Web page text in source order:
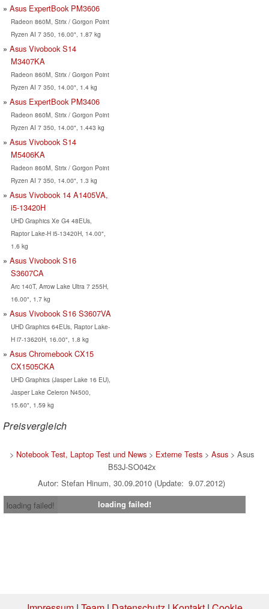
Asus ExpertBook PM3606
Radeon 860M, Strix / Gorgon Point
Ryzen AI 7 350, 16.00", 1.87 kg
Asus Vivobook S14
M3407KA
Radeon 860M, Strix / Gorgon Point
Ryzen AI 7 350, 14.00", 1.4 kg
Asus ExpertBook PM3406
Radeon 860M, Strix / Gorgon Point
Ryzen AI 7 350, 14.00", 1.443 kg
Asus Vivobook S14
M5406KA
Radeon 860M, Strix / Gorgon Point
Ryzen AI 7 350, 14.00", 1.3 kg
Asus Vivobook 14 A1405VA,
i5-13420H
UHD Graphics Xe G4 48EUs,
Raptor Lake-H i5-13420H, 14.00",
1.6 kg
Asus Vivobook S16
S3607CA
Arc 140T, Arrow Lake Ultra 7 255H,
16.00", 1.7 kg
Asus Vivobook S16 S3607VA
UHD Graphics 64EUs, Raptor Lake-
H i7-13620H, 16.00", 1.8 kg
Asus Chromebook CX15
CX1505CKA
UHD Graphics (Jasper Lake 16 EU),
Jasper Lake Celeron N4500,
15.60", 1.59 kg
Preisvergleich
> Notebook Test, Laptop Test und News> Externe Tests> Asus> Asus
B53J-SO042x
Autor: Stefan Hinum, 30.09.2010 (Update: 9.07.2012)
loading failed!
loading failed!